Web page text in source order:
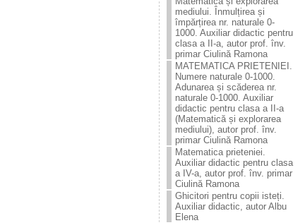
mediului. Înmulțirea și
împărțirea nr. naturale 0-
1000. Auxiliar didactic pentru
clasa a II-a, autor prof. înv.
primar Ciulină Ramona
MATEMATICA PRIETENIEI.
Numere naturale 0-1000.
Adunarea și scăderea nr.
naturale 0-1000. Auxiliar
didactic pentru clasa a II-a
(Matematică și explorarea
mediului), autor prof. înv.
primar Ciulină Ramona
Matematica prieteniei.
Auxiliar didactic pentru clasa
a IV-a, autor prof. înv. primar
Ciulină Ramona
Ghicitori pentru copii isteți.
Auxiliar didactic, autor Albu
Elena